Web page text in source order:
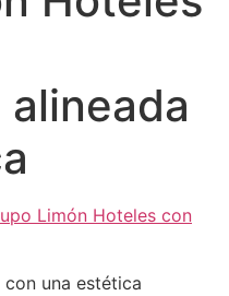
una estética